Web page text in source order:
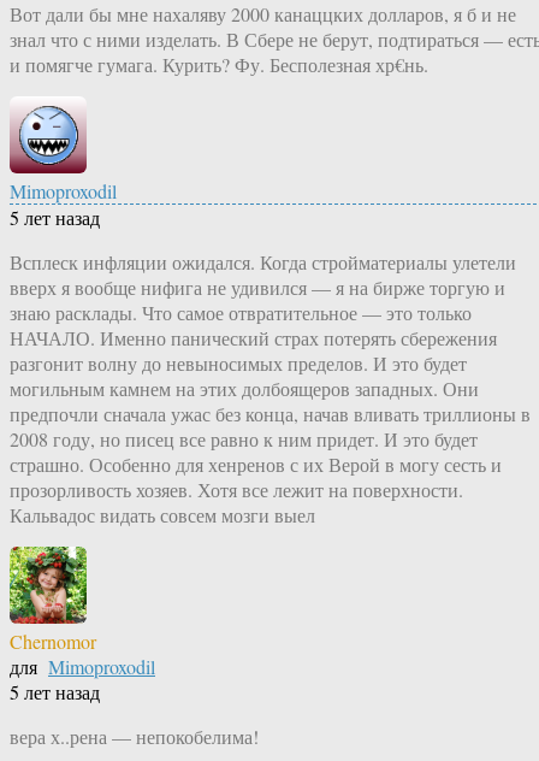
Вот дали бы мне нахаляву 2000 канаццких долларов, я б и не
знал что с ними изделать. В Сбере не берут, подтираться —
и помягче гумага. Курить? Фу. Бесполезная хр€нь.
Mimoproxodil
5 лет назад
Всплеск инфляции ожидался. Когда стройматериалы улетели
вверх я вообще нифига не удивился — я на бирже торгую и
знаю расклады. Что самое отвратительное — это только
НАЧАЛО. Именно панический страх потерять сбережения
разгонит волну до невыносимых пределов. И это будет
могильным камнем на этих долбоящеров западных. Они
предпочли сначала ужас без конца, начав вливать триллионы в
2008 году, но писец все равно к ним придет. И это будет
страшно. Особенно для хенренов с их Верой в могу сесть и
прозорливость хозяев. Хотя все лежит на поверхности.
Кальвадос видать совсем мозги выел
Chernomor
для Mimoproxodil
5 лет назад
вера х..рена — непокобелима!